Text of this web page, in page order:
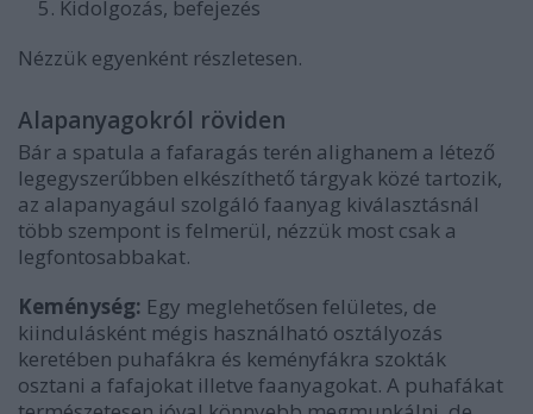
Kidolgozás, befejezés
Nézzük egyenként részletesen.
Alapanyagokról röviden
Bár a spatula a fafaragás terén alighanem a létező
legegyszerűbben elkészíthető tárgyak közé tartozik,
az alapanyagául szolgáló faanyag kiválasztásnál
több szempont is felmerül, nézzük most csak a
legfontosabbakat.
Keménység: Egy meglehetősen felületes, de
kiindulásként mégis használható osztályozás
keretében puhafákra és keményfákra szokták
osztani a fafajokat illetve faanyagokat. A puhafákat